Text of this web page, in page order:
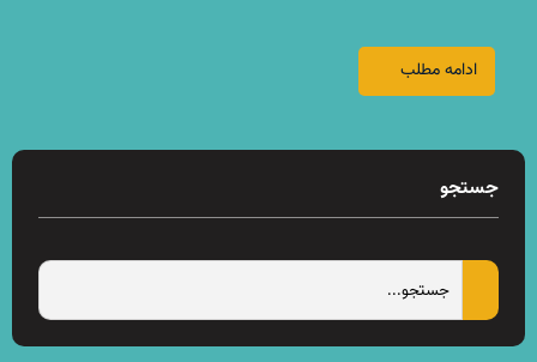
ادامه مطلب
جستجو